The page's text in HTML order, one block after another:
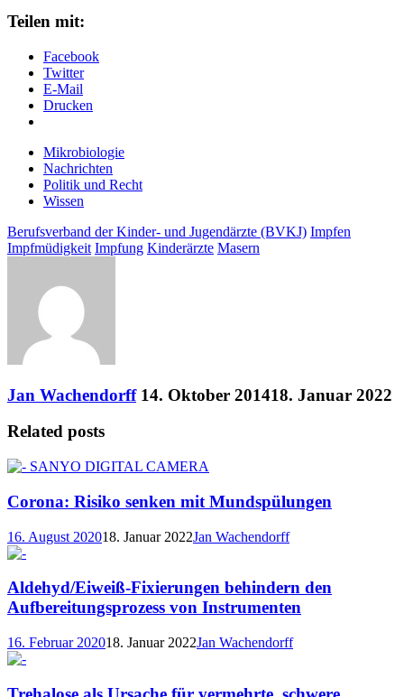
Teilen mit:
Facebook
Twitter
E-Mail
Drucken
Mikrobiologie
Nachrichten
Politik und Recht
Wissen
Berufsverband der Kinder- und Jugendärzte (BVKJ) Impfen
Impfmüdigkeit Impfung Kinderärzte Masern
Jan Wachendorff 14. Oktober 201418. Januar 2022
Related posts
Corona: Risiko senken mit Mundspülungen
16. August 202018. Januar 2022Jan Wachendorff
Aldehyd/Eiweiß-Fixierungen behindern den
Aufbereitungsprozess von Instrumenten
16. Februar 202018. Januar 2022Jan Wachendorff